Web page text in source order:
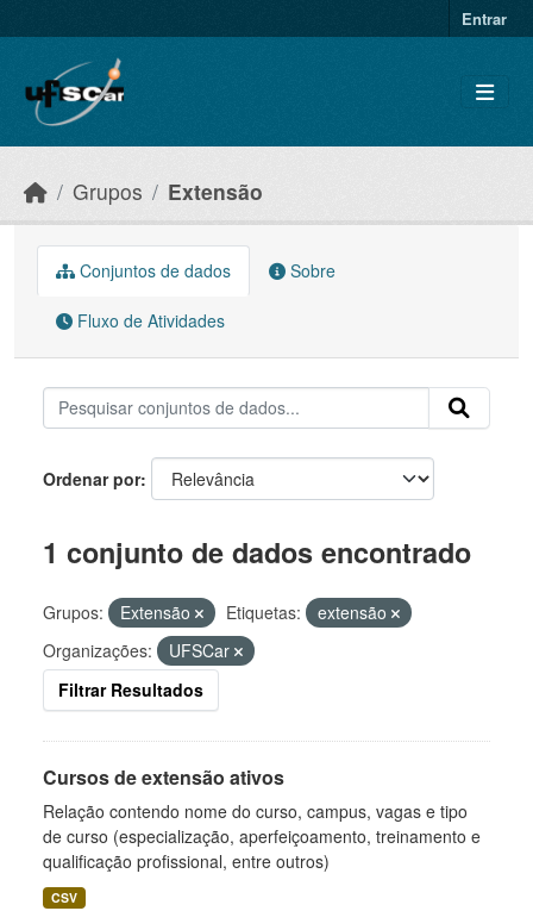
Entrar
Grupos Extensão
Conjuntos de dados Sobre
Fluxo de Atividades
Ordenar por
1 conjunto de dados encontrado
Grupos: Extensão Etiquetas:
extensão
Organizações:
UFSCar
Filtrar Resultados
Cursos de extensão ativos
Relação contendo nome do curso, campus, vagas e tipo
de curso (especialização, aperfeiçoamento, treinamento e
qualificação profissional, entre outros)
CSV